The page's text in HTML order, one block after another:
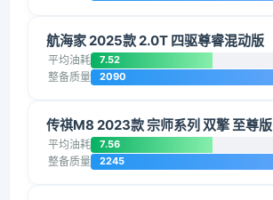
航海家 2025款 2.0T 四驱尊睿混动版
平均油耗 7.52
整备质量 2090
传祺M8 2023款 宗师系列 双擎 至尊版
平均油耗 7.56
整备质量 2245